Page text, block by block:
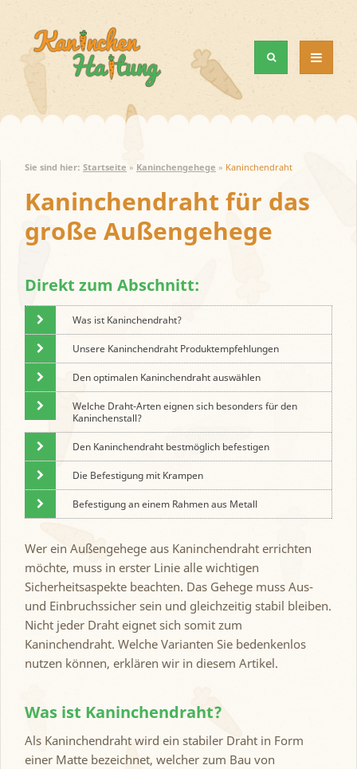
Sie sind hier: Startseite » Kaninchengehege » Kaninchendraht
Kaninchendraht für das
große Außengehege
Direkt zum Abschnitt:
Was ist Kaninchendraht?
Unsere Kaninchendraht Produktempfehlungen
Den optimalen Kaninchendraht auswählen
Welche Draht-Arten eignen sich besonders für den
Kaninchenstall?
Den Kaninchendraht bestmöglich befestigen
Die Befestigung mit Krampen
Befestigung an einem Rahmen aus Metall
Wer ein Außengehege aus Kaninchendraht errichten
möchte, muss in erster Linie alle wichtigen
Sicherheitsaspekte beachten. Das Gehege muss Aus-
und Einbruchssicher sein und gleichzeitig stabil bleiben.
Nicht jeder Draht eignet sich somit zum
Kaninchendraht. Welche Varianten Sie bedenkenlos
nutzen können, erklären wir in diesem Artikel.
Was ist Kaninchendraht?
Als Kaninchendraht wird ein stabiler Draht in Form
einer Matte bezeichnet, welcher zum Bau von